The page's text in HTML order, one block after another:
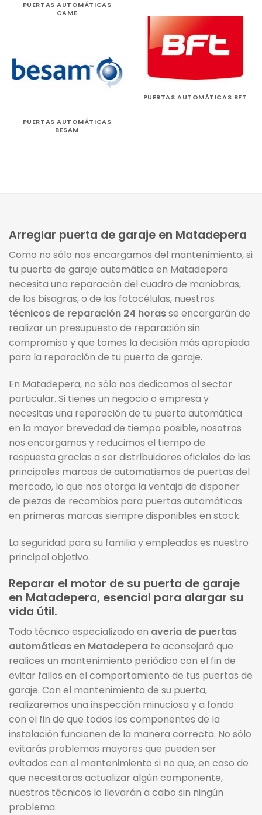
PUERTAS AUTOMÁTICAS
CAME
PUERTAS AUTOMÁTICAS BFT
PUERTAS AUTOMÁTICAS
BESAM
Arreglar puerta de garaje en Matadepera
Como no sólo nos encargamos del mantenimiento, si
tu puerta de garaje automática en Matadepera
necesita una reparación del cuadro de maniobras,
de las bisagras, o de las fotocélulas, nuestros
técnicos de reparación 24 horasse encargarán de
realizar un presupuesto de reparación sin
compromiso y que tomes la decisión más apropiada
para la reparación de tu puerta de garaje.
En Matadepera, no sólo nos dedicamos al sector
particular. Si tienes un negocio o empresa y
necesitas una reparación de tu puerta automática
en la mayor brevedad de tiempo posible, nosotros
nos encargamos y reducimos el tiempo de
respuesta gracias a ser distribuidores oficiales de las
principales marcas de automatismos de puertas del
mercado, lo que nos otorga la ventaja de disponer
de piezas de recambios para puertas automáticas
en primeras marcas siempre disponibles en stock.
La seguridad para su familia y empleados es nuestro
principal objetivo.
Reparar el motor de su puerta de garaje
en Matadepera, esencial para alargar su
vida útil.
Todo técnico especializado en averia de puertas
automáticas en Matadepera te aconsejará que
realices un mantenimiento periódico con el fin de
evitar fallos en el comportamiento de tus puertas de
garaje. Con el mantenimiento de su puerta,
realizaremos una inspección minuciosa y a fondo
con el fin de que todos los componentes de la
instalación funcionen de la manera correcta. No sólo
evitarás problemas mayores que pueden ser
evitados con el mantenimiento si no que, en caso de
que necesitaras actualizar algún componente,
nuestros técnicos lo llevarán a cabo sin ningún
problema.